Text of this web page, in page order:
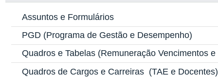
Assuntos e Formulários
PGD (Programa de Gestão e Desempenho)
Quadros e Tabelas (Remuneração Vencimentos
Quadros de Cargos e Carreiras (TAE e Docentes)